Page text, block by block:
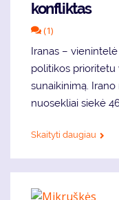
konfliktas
(1)
Iranas –
politikos prioritetu
sunaikinimą.
nuosekliai siekė
Skaityti daugiau